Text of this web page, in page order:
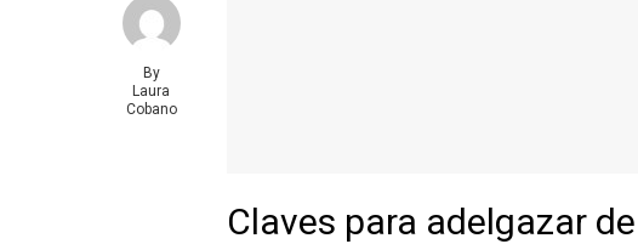
By
Laura
Cobano
Claves para adelgazar